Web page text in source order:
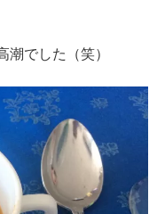
潮でした（笑）